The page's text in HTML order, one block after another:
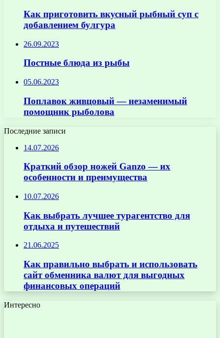
Как приготовить вкусный рыбный суп с
добавлением булгура
26.09.2023
Постные блюда из рыбы
05.06.2023
Поплавок живцовый — незаменимый
помощник рыболова
Последние записи
14.07.2026
Краткий обзор ножей Ganzo — их
особенности и преимущества
10.07.2026
Как выбрать лучшее турагентство для
отдыха и путешествий
21.06.2025
Как правильно выбрать и использовать
сайт обменника валют для выгодных
финансовых операций
Интересно